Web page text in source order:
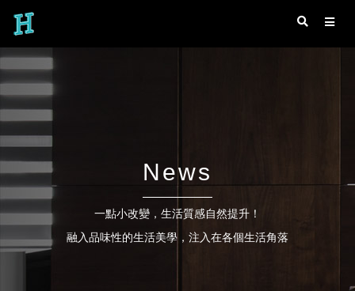
News
一點小改變，生活質感自然提升！
融入品味性的生活美學，注入在各個生活角落